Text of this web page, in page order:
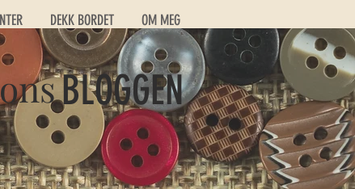
DEKK BORDET OM MEG
BLOGGEN